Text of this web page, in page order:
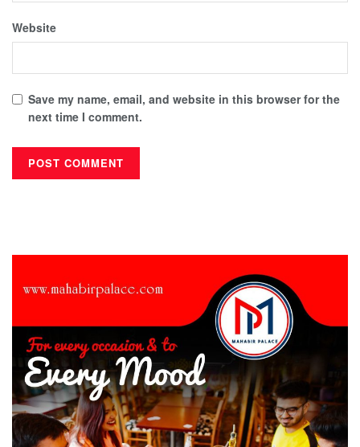
Website
Save my name, email, and website in this browser for the
next time I comment.